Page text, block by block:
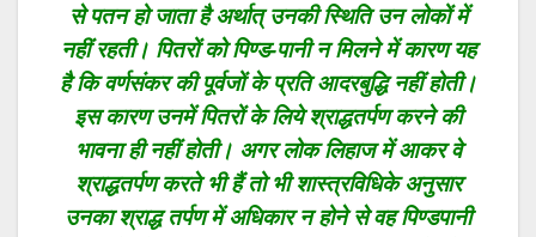
से पतन हो जाता है अर्थात् उनकी स्थिति उन लोकों में
नहीं रहती। पितरों को पिण्ड-पानी न मिलने में कारण यह
है कि वर्णसंकर की पूर्वजों के प्रति आदरबुद्धि नहीं होती।
इस कारण उनमें पितरों के लिये श्राद्धतर्पण करने की
भावना ही नहीं होती। अगर लोक लिहाज में आकर वे
श्राद्धतर्पण करते भी हैं तो भी शास्त्रविधिके अनुसार
उनका श्राद्ध तर्पण में अधिकार न होने से वह पिण्डपानी